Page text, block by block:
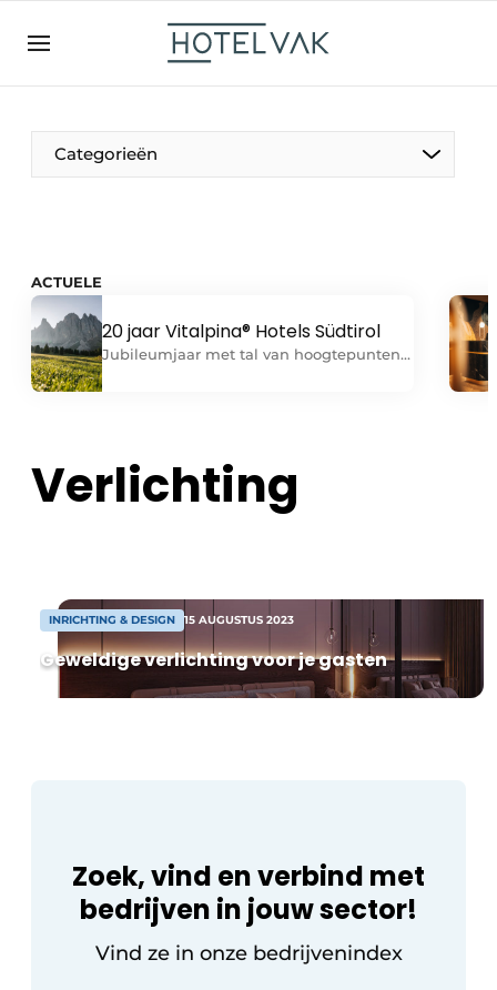
EN
NL
EN
FR
Categorieën
Internationaal
Projecten
HR & Personeel
ACTUELE
20 jaar Vitalpina® Hotels Südtirol
Jubileumjaar met tal van hoogtepunten
aantal ambitieuze hoteliers de handen
ineen met een gezamenlijke visie op een
vakantie dicht bij de natuur, waarin
Verlichting
INRICHTING & DESIGN 15 AUGUSTUS 2023
Geweldige verlichting voor je gasten
Zoek, vind en verbind met
bedrijven in jouw sector!
Vind ze in onze bedrijvenindex